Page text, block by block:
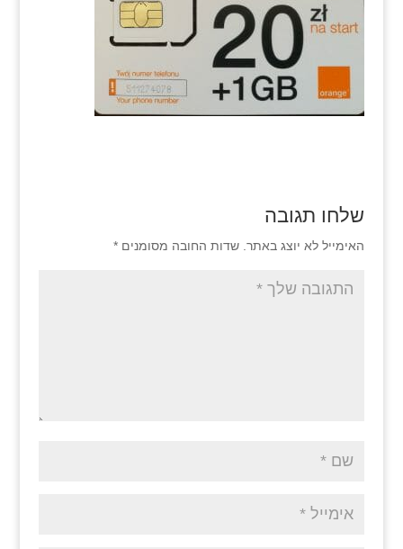
שלחו תגובה
האימייל לא יוצג באתר. שדות החובה מסומנים *